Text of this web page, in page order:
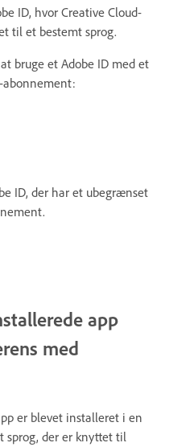
ID, hvor Creative Cloud-
til et bestemt sprog.
bruge et Adobe ID med et
abonnement:
ID, der har et ubegrænset
app
med
er blevet installeret i en
sprog, der er knyttet til